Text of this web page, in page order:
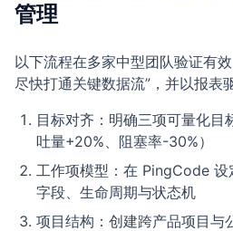
管理
以下流程在多家中型团队验证有效
尽快打通关键数据流”，并以报表
目标对齐：明确三项可量化目
吐量+20%、阻塞率-30%）
工作项模型：在 PingCode
字段、生命周期与状态机
项目结构：创建跨产品项目与